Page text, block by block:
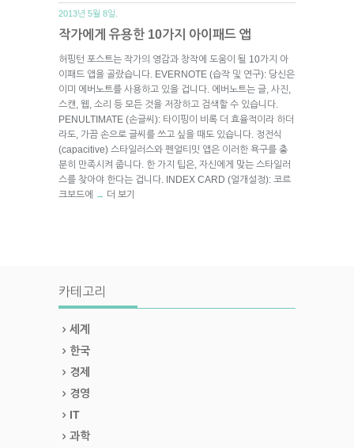
2013년 5월 8일.
작가에게 유용한 10가지 아이패드 앱
허핑턴 포스트는 작가의 영감과 창작에 도움이 될 10가지 아
이패드 앱을 골랐습니다. EVERNOTE (습작 및 연구): 당신은
이미 에버노트를 사용하고 있을 겁니다. 에버노트는 글, 사진,
스캔, 웹, 소리 등 모든 것을 저장하고 검색할 수 있습니다.
PENULTIMATE (손글씨): 타이핑이 비록 더 효율적이라 하더
라도, 가끔 손으로 글씨를 쓰고 싶을 때도 있습니다. 정전식
(capacitive) 스타일러스와 펜얼티밋 앱은 이러한 욕구를 충
분히 만족시켜 줍니다. 한 가지 팁은, 자신에게 맞는 스타일러
스를 찾아야 한다는 겁니다. INDEX CARD (얼개설정): 코르
크보드에
→ 더 보기
카테고리
세계
한국
경제
경영
IT
과학